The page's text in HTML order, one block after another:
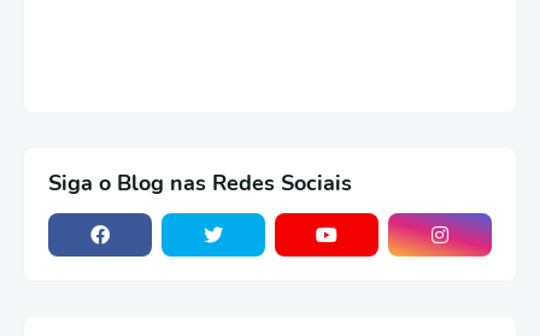
Siga o Blog nas Redes Sociais